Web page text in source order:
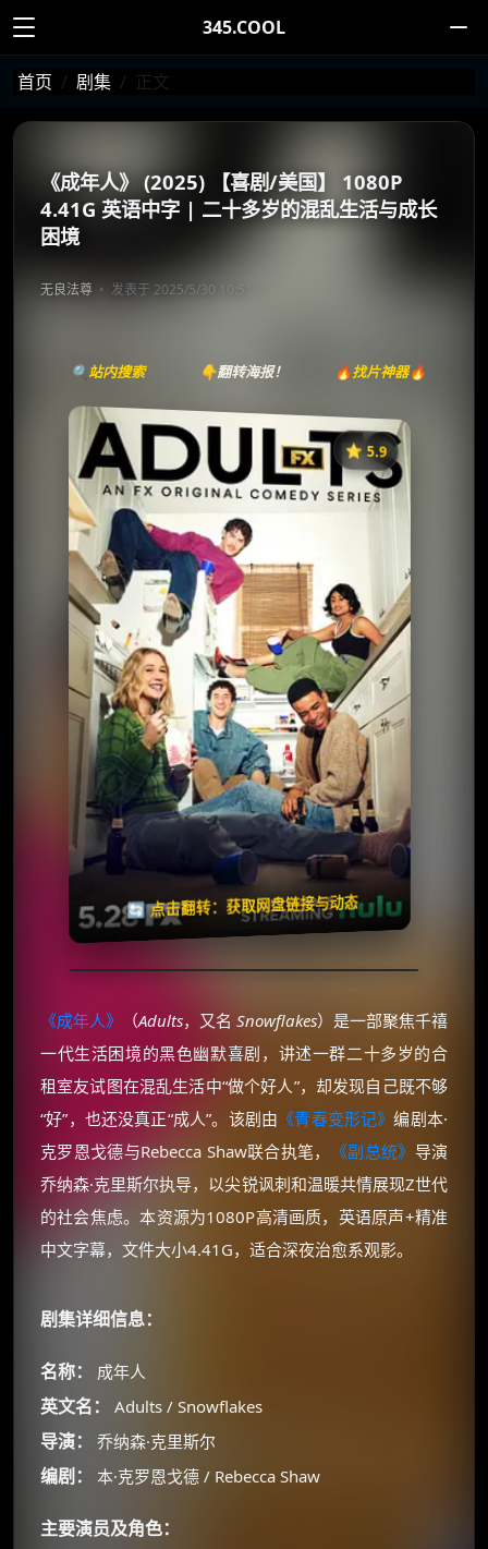
345.COOL
首页 剧集 正文
《成年人》 (2025) 【喜剧/美国】 1080P
4.41G 英语中字 | 二十多岁的混乱生活与成长
困境
无良法尊 发表于 2025/5/30 10:51
🔍站内搜索 👇翻转海报！ 🔥找片神器🔥
⭐️ 5.9
🔄 点击翻转：获取网盘链接与动态
《成年人》
⭐
收藏
⭐️ 评分：5.9 | 🎬 2025年
📺 连载中
夸克网盘
失效请反馈
🧧️
天天领红包
《成年人》 （Adults，又名 Snowflakes）是一部聚焦千禧
一代生活困境的黑色幽默喜剧，讲述一群二十多岁的合
租室友试图在混乱生活中“做个好人”，却发现自己既不够
“好”，也还没真正“成人”。该剧由 《青春变形记》编剧本·
克罗恩戈德与Rebecca Shaw联合执笔，
《副总统》 导演
乔纳森·克里斯尔执导，以尖锐讽刺和温暖共情展现Z世代
的社会焦虑。本资源为1080P高清画质，英语原声+精准
中文字幕，文件大小4.41G，适合深夜治愈系观影。
剧集详细信息：
名称： 成年人
英文名： Adults / Snowflakes
导演： 乔纳森·克里斯尔
编剧： 本·克罗恩戈德 / Rebecca Shaw
主要演员及角色：